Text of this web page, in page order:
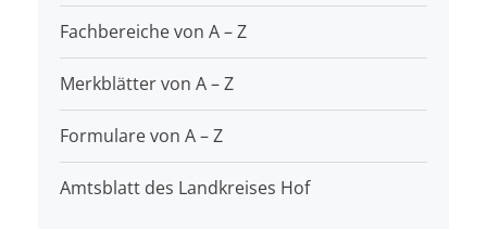
Fachbereiche von A – Z
Merkblätter von A – Z
Formulare von A – Z
Amtsblatt des Landkreises Hof